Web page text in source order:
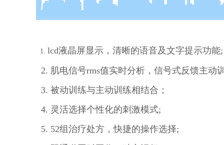
1. lcd液晶屏显示，清晰的语音及文字提示功能;
2. 肌电信号rms值实时分析，信号式反馈主动
3. 被动训练与主动训练相结合；
4. 灵活选择个性化的刺激模式;
5. 52组治疗处方，快捷的操作选择;